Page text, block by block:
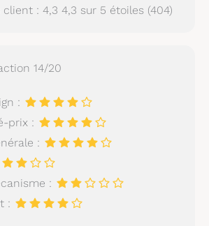
: 4,3 4,3 sur 5 étoiles (404)
14/20
:
prix :
:
:
: